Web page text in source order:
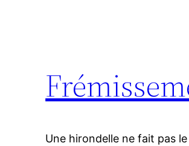
Une hirondelle ne fait pas